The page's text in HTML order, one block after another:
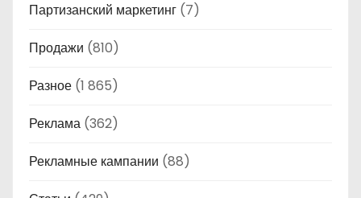
Партизанский маркетинг (7)
Продажи (810)
Разное (1 865)
Реклама (362)
Рекламные кампании (88)